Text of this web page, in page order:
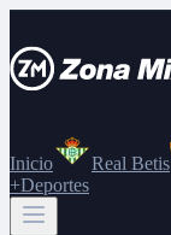
Inicio Real Betis
+Deportes